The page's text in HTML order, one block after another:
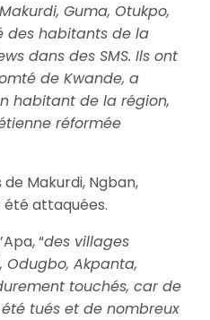
Guma, Otukpo,
des habitants de la
dans des SMS. Ils ont
de Kwande, a
habitant de la région,
réformée
Makurdi, Ngban,
été attaquées.
“des villages
Akpanta,
touchés, car de
tués et de nombreux